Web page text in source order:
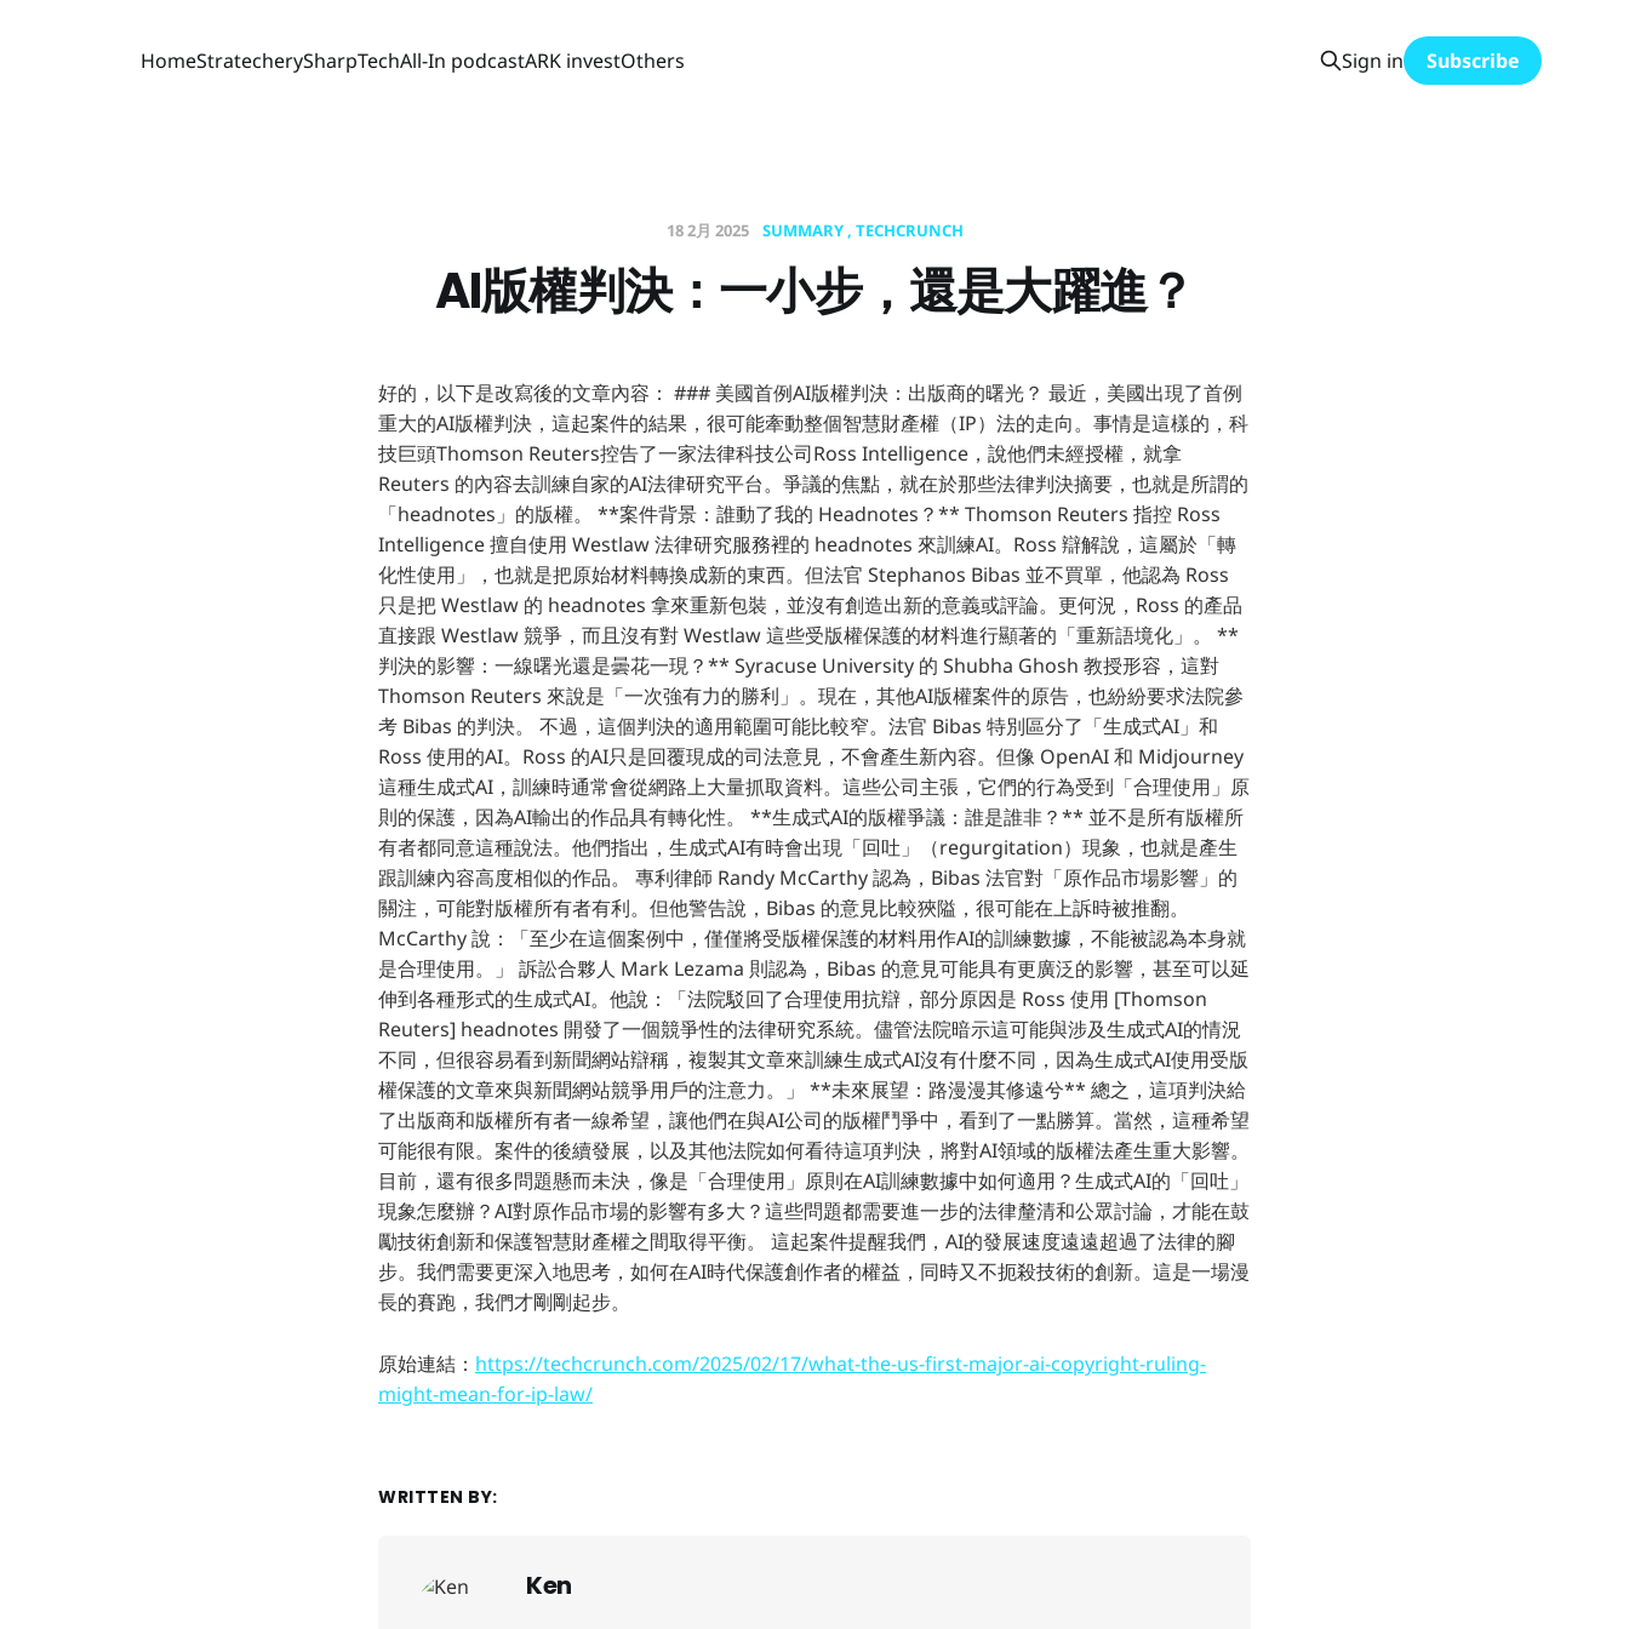
HomeStratecherySharpTechAll-In podcastARK investOthers Sign in Subscribe
18 2月 2025 SUMMARY TECHCRUNCH
AI版權判決：一小步，還是大躍進？
好的，以下是改寫後的文章內容： ### 美國首例AI版權判決：出版商的曙光？ 最近，美國出現了首例
重大的AI版權判決，這起案件的結果，很可能牽動整個智慧財產權（IP）法的走向。事情是這樣的，科
技巨頭Thomson Reuters控告了一家法律科技公司Ross Intelligence，說他們未經授權，就拿
Reuters 的內容去訓練自家的AI法律研究平台。爭議的焦點，就在於那些法律判決摘要，也就是所謂的
「headnotes」的版權。 **案件背景：誰動了我的 Headnotes？** Thomson Reuters 指控 Ross
Intelligence 擅自使用 Westlaw 法律研究服務裡的 headnotes 來訓練AI。Ross 辯解說，這屬於「轉
化性使用」，也就是把原始材料轉換成新的東西。但法官 Stephanos Bibas 並不買單，他認為 Ross
只是把 Westlaw 的 headnotes 拿來重新包裝，並沒有創造出新的意義或評論。更何況，Ross 的產品
直接跟 Westlaw 競爭，而且沒有對 Westlaw 這些受版權保護的材料進行顯著的「重新語境化」。 **
判決的影響：一線曙光還是曇花一現？** Syracuse University 的 Shubha Ghosh 教授形容，這對
Thomson Reuters 來說是「一次強有力的勝利」。現在，其他AI版權案件的原告，也紛紛要求法院參
考 Bibas 的判決。 不過，這個判決的適用範圍可能比較窄。法官 Bibas 特別區分了「生成式AI」和
Ross 使用的AI。Ross 的AI只是回覆現成的司法意見，不會產生新內容。但像 OpenAI 和 Midjourney
這種生成式AI，訓練時通常會從網路上大量抓取資料。這些公司主張，它們的行為受到「合理使用」原
則的保護，因為AI輸出的作品具有轉化性。 **生成式AI的版權爭議：誰是誰非？** 並不是所有版權所
有者都同意這種說法。他們指出，生成式AI有時會出現「回吐」（regurgitation）現象，也就是產生
跟訓練內容高度相似的作品。 專利律師 Randy McCarthy 認為，Bibas 法官對「原作品市場影響」的
關注，可能對版權所有者有利。但他警告說，Bibas 的意見比較狹隘，很可能在上訴時被推翻。
McCarthy 說：「至少在這個案例中，僅僅將受版權保護的材料用作AI的訓練數據，不能被認為本身就
是合理使用。」 訴訟合夥人 Mark Lezama 則認為，Bibas 的意見可能具有更廣泛的影響，甚至可以延
伸到各種形式的生成式AI。他說：「法院駁回了合理使用抗辯，部分原因是 Ross 使用 [Thomson
Reuters] headnotes 開發了一個競爭性的法律研究系統。儘管法院暗示這可能與涉及生成式AI的情況
不同，但很容易看到新聞網站辯稱，複製其文章來訓練生成式AI沒有什麼不同，因為生成式AI使用受版
權保護的文章來與新聞網站競爭用戶的注意力。」 **未來展望：路漫漫其修遠兮** 總之，這項判決給
了出版商和版權所有者一線希望，讓他們在與AI公司的版權鬥爭中，看到了一點勝算。當然，這種希望
可能很有限。案件的後續發展，以及其他法院如何看待這項判決，將對AI領域的版權法產生重大影響。
目前，還有很多問題懸而未決，像是「合理使用」原則在AI訓練數據中如何適用？生成式AI的「回吐」
現象怎麼辦？AI對原作品市場的影響有多大？這些問題都需要進一步的法律釐清和公眾討論，才能在鼓
勵技術創新和保護智慧財產權之間取得平衡。 這起案件提醒我們，AI的發展速度遠遠超過了法律的腳
步。我們需要更深入地思考，如何在AI時代保護創作者的權益，同時又不扼殺技術的創新。這是一場漫
長的賽跑，我們才剛剛起步。
原始連結： https://techcrunch.com/2025/02/17/what-the-us-first-major-ai-copyright-ruling-
might-mean-for-ip-law/
WRITTEN BY:
Ken